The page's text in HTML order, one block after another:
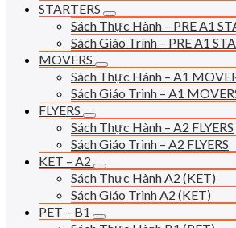
STARTERS
Sách Thực Hành – PRE A1
Sách Giáo Trình – PRE A1
MOVERS
Sách Thực Hành – A1
Sách Giáo Trình – A1
FLYERS
Sách Thực Hành – A2 FLYERS
Sách Giáo Trình – A2 FLYERS
KET – A2
Sách Thực Hành A2 (KET)
Sách Giáo Trình A2 (KET)
PET – B1